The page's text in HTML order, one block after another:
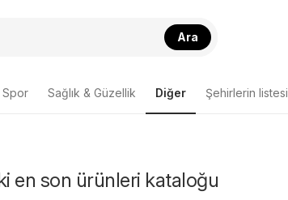
Ara
Spor Sağlık & Güzellik Diğer Şehirlerin listesi
en son ürünleri kataloğu